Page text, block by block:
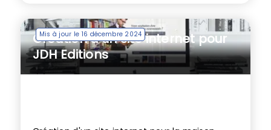
Mis à jour le 16 décembre 2024
Création d’un site internet pour
JDH Editions